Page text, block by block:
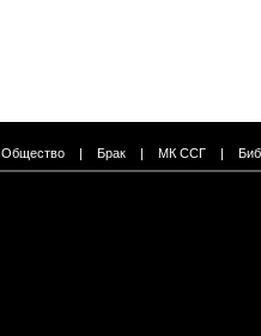
Общество | Брак | МК ССГ |